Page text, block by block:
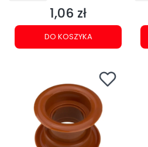
Cena
1,06 zł
DO KOSZYKA